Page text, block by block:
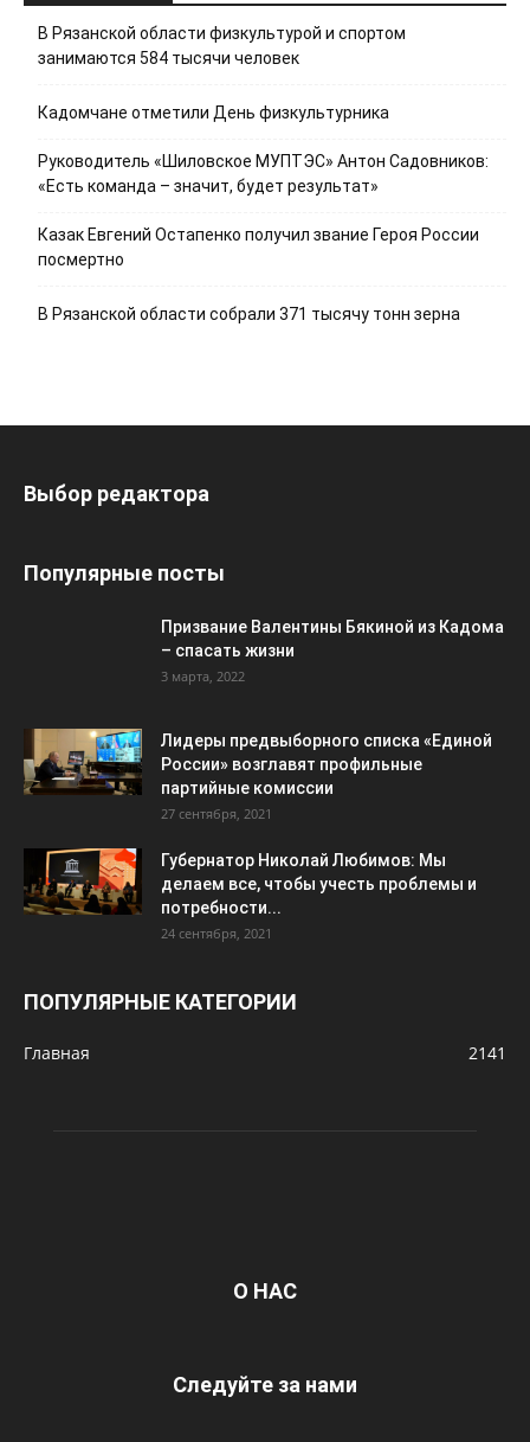
В Рязанской области физкультурой и спортом
занимаются 584 тысячи человек
Кадомчане отметили День физкультурника
Руководитель «Шиловское МУПТЭС» Антон Садовников:
«Есть команда – значит, будет результат»
Казак Евгений Остапенко получил звание Героя России
посмертно
В Рязанской области собрали 371 тысячу тонн зерна
Выбор редактора
Популярные посты
Призвание Валентины Бякиной из Кадома
– спасать жизни
3 марта, 2022
Лидеры предвыборного списка «Единой
России» возглавят профильные
партийные комиссии
27 сентября, 2021
Губернатор Николай Любимов: Мы
делаем все, чтобы учесть проблемы и
потребности...
24 сентября, 2021
ПОПУЛЯРНЫЕ КАТЕГОРИИ
Главная 2141
О НАС
Следуйте за нами